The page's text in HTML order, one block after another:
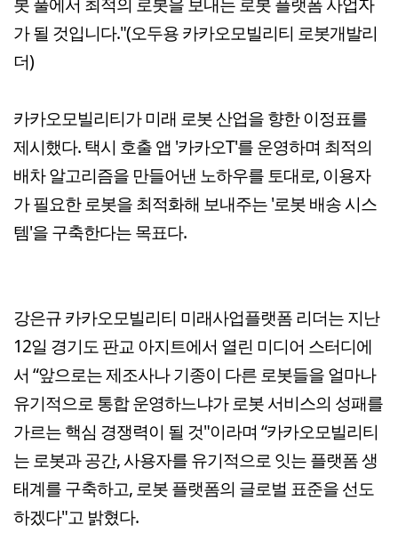
가 될 것입니다."(오두용 카카오모빌리티 로봇개발리
더)
카카오모빌리티가 미래 로봇 산업을 향한 이정표를
제시했다. 택시 호출 앱 '카카오T'를 운영하며 최적의
배차 알고리즘을 만들어낸 노하우를 토대로, 이용자
가 필요한 로봇을 최적화해 보내주는 '로봇 배송 시스
템'을 구축한다는 목표다.
강은규 카카오모빌리티 미래사업플랫폼 리더는 지난
12일 경기도 판교 아지트에서 열린 미디어 스터디에
서 “앞으로는 제조사나 기종이 다른 로봇들을 얼마나
유기적으로 통합 운영하느냐가 로봇 서비스의 성패를
가르는 핵심 경쟁력이 될 것"이라며 “카카오모빌리티
는 로봇과 공간, 사용자를 유기적으로 잇는 플랫폼 생
태계를 구축하고, 로봇 플랫폼의 글로벌 표준을 선도
하겠다"고 밝혔다.